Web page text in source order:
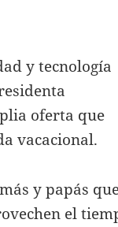
y tecnología
oferta que
vacacional.
y papás
el